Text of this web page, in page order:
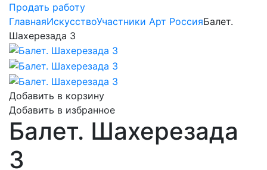
Продать работу
ГлавнаяИскусствоУчастники Арт РоссияБалет.
Шахерезада 3
Добавить в корзину
Добавить в избранное
Балет. Шахерезада
3